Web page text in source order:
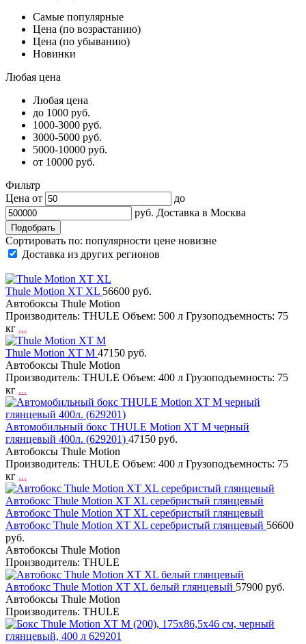
Самые популярные
Цена (по возрастанию)
Цена (по убыванию)
Новинки
Любая цена
Любая цена
до 1000 руб.
1000-3000 руб.
3000-5000 руб.
5000-10000 руб.
от 10000 руб.
Фильтр
Цена от
до
руб. Доставка в Москва
Сортировать по: популярности цене новизне
Доставка из других регионов
Thule Motion XT XL 56600 руб.
Автобоксы Thule Motion
Производитель: THULE Объем: 500 л Грузоподъемность: 75
кг ...
Thule Motion XT M 47150 руб.
Автобоксы Thule Motion
Производитель: THULE Объем: 400 л Грузоподъемность: 75
кг ...
Автомобильный бокс THULE Motion XT M черный
глянцевый 400л. (629201) 47150 руб.
Автобоксы Thule Motion
Производитель: THULE Объем: 400 л Грузоподъемность: 75
кг ...
Автобокс Thule Motion XT XL серебристый глянцевый
Автобокс Thule Motion XT XL серебристый глянцевый 56600
руб.
Автобоксы Thule Motion
Производитель: THULE
Автобокс Thule Motion XT XL белый глянцевый 57900 руб.
Автобоксы Thule Motion
Производитель: THULE